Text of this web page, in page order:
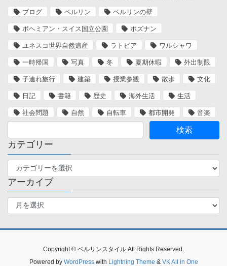
ブログ ベルリン ベルリンの壁
ボヘミアン・スイス国立公園 ポズナン
ユネスコ世界自然遺産 ラトビア ワルシャワ
一時帰国 写真 冬 夏期休暇 外出制限
子連れ旅行 建築 授業参観 散歩 文化
日記 書籍 歴史 海外生活 生活
社会問題 自然 自転車 都市開発 音楽
カテゴリー
テ
ゴ
リ
アーカイブ
ア
イ
Copyright © ベルリンスタイル All Rights Reserved.
Powered by WordPresswith Lightning Theme & VK All in One